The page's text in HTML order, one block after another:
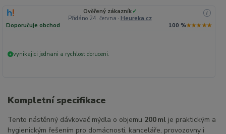
Ověřený zákazník ✓
Přidáno 24. června · Heureka.cz
i
Doporučuje obchod 100 %★★★★★
+ vynikajici jednani a rychlost doruceni.
Kompletní specifikace
Tento nástěnný dávkovač mýdla o objemu 200 ml je praktickým a
hygienickým řešením pro domácnosti, kanceláře, provozovny i